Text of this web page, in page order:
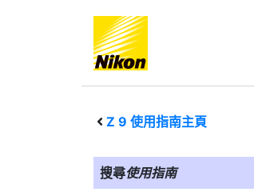
Z 9 使用指南主頁
搜尋使用指南